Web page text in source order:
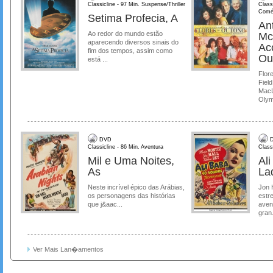
Classicline - 97 Min. Suspense/Thriller
Setima Profecia, A
Ao redor do mundo estão
aparecendo diversos sinais do
fim dos tempos, assim como
está ...
DVD
Classicline - 86 Min. Aventura
Mil e Uma Noites,
As
Neste incrível épico das Arábias,
os personagens das histórias
que j&aac...
Ali
Jon
Ver Mais Lan�amentos